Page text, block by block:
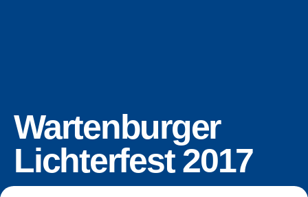
Wartenburger
Lichterfest 2017